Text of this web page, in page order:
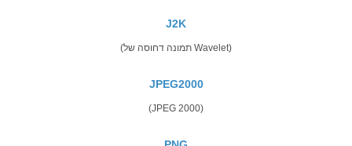
J2K
(תמונה דחוסה של Wavelet)
JPEG2000
(JPEG 2000)